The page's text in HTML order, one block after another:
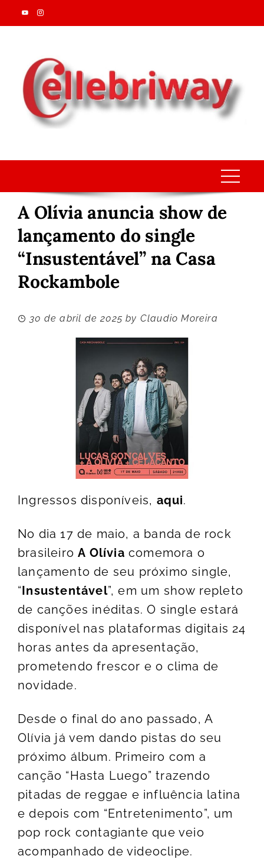
Skip
to
A Olívia anuncia show de
lançamento do single
“Insustentável” na Casa
Rockambole
30 de abril de 2025 by Claudio Moreira
Ingressos disponíveis, aqui.
No dia 17 de maio, a banda de rock
brasileiroA Olívia comemora o
lançamento de seu próximo single,
“Insustentável”, em um show repleto
de canções inéditas. O single estará
disponível nas plataformas digitais 24
horas antes da apresentação,
prometendo frescor e o clima de
novidade.
Desde o final do ano passado, A
Olívia já vem dando pistas do seu
próximo álbum. Primeiro com a
canção “Hasta Luego” trazendo
pitadas de reggae e influência latina
e depois com “Entretenimento”, um
pop rock contagiante que veio
acompanhado de videoclipe.